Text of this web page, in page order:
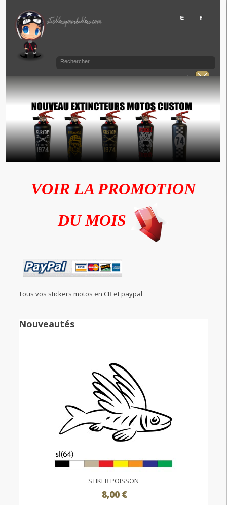
Panier Vide
VOIR LA PROMOTION
DU MOIS
Tous vos stickers motos en CB et paypal
Nouveautés
STIKER POISSON
8,00 €